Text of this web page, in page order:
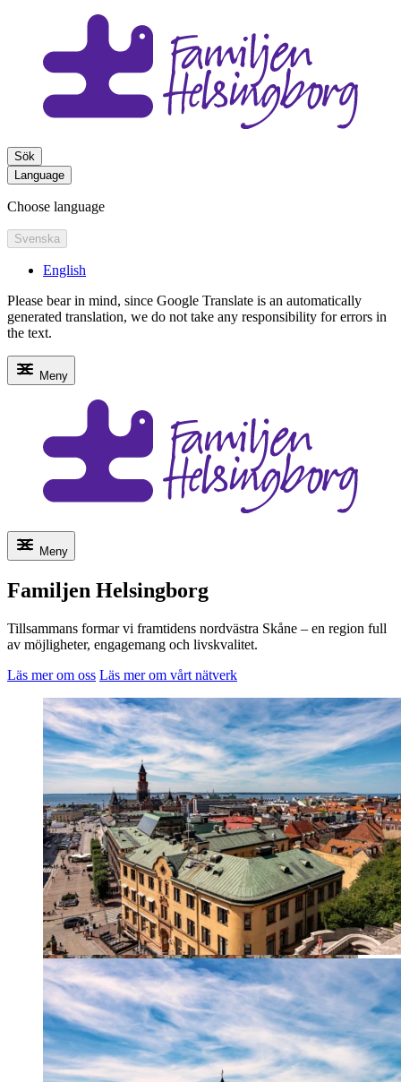
Sök
Language
Choose language
Svenska
English
Please bear in mind, since Google Translate is an automatically
generated translation, we do not take any responsibility for errors in
the text.
Meny
Meny
Familjen Helsingborg
Tillsammans formar vi framtidens nordvästra Skåne – en region full
av möjligheter, engagemang och livskvalitet.
Läs mer om oss Läs mer om vårt nätverk